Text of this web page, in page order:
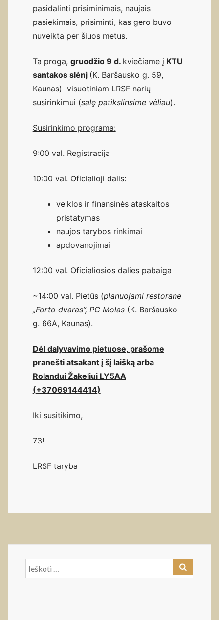
pasidalinti prisiminimais, naujais
pasiekimais, prisiminti, kas gero buvo
nuveikta per šiuos metus.
Ta proga, gruodžio 9 d. kviečiame į KTU
santakos slėnį (K. Baršausko g. 59,
Kaunas) visuotiniam LRSF narių
susirinkimui (salę patikslinsime vėliau).
Susirinkimo programa:
9:00 val. Registracija
10:00 val. Oficialioji dalis:
veiklos ir finansinės ataskaitos
pristatymas
naujos tarybos rinkimai
apdovanojimai
12:00 val. Oficialiosios dalies pabaiga
~14:00 val. Pietūs (planuojami restorane
„Forto dvaras”, PC Molas(K. Baršausko
g. 66A, Kaunas).
Dėl dalyvavimo pietuose, prašome
pranešti atsakant į šį laišką arba
Rolandui Žakeliui LY5AA
(+37069144414)
Iki susitikimo,
73!
LRSF taryba
Ieškoti: